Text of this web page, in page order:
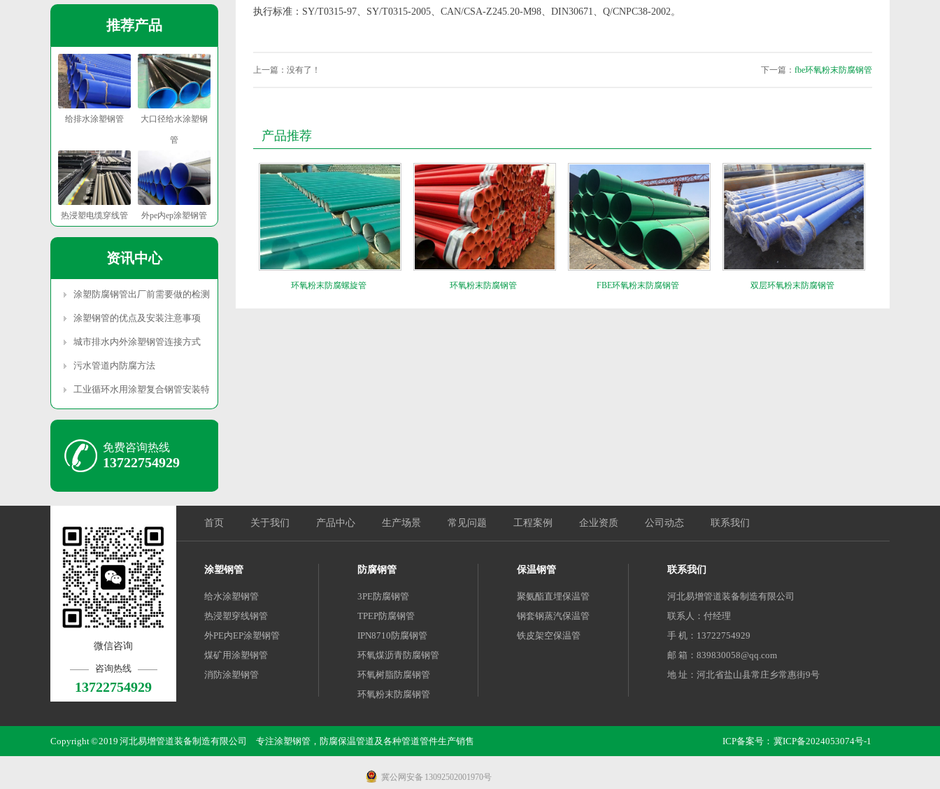
推荐产品
给排水涂塑钢管 大口径给水涂塑钢
管
热浸塑电缆穿线管 外pe内ep涂塑钢管
资讯中心
涂塑防腐钢管出厂前需要做的检测有哪些？
涂塑钢管的优点及安装注意事项
城市排水内外涂塑钢管连接方式
污水管道内防腐方法
工业循环水用涂塑复合钢管安装特点
免费咨询热线
13722754929
执行标准：SY/T0315-97、SY/T0315-2005、CAN/CSA-Z245.20-M98、DIN30671、Q/CNPC38-2002。
上一篇：没有了！ 下一篇： fbe环氧粉末防腐钢管
产品推荐
环氧粉末防腐螺旋管 环氧粉末防腐钢管 FBE环氧粉末防腐钢管 双层环氧粉末防腐钢管
微信咨询
咨询热线
13722754929
首页 关于我们 产品中心 生产场景 常见问题 工程案例 企业资质 公司动态 联系我们
涂塑钢管
给水涂塑钢管
热浸塑穿线钢管
外PE内EP涂塑钢管
煤矿用涂塑钢管
消防涂塑钢管
防腐钢管
3PE防腐钢管
TPEP防腐钢管
IPN8710防腐钢管
环氧煤沥青防腐钢管
环氧树脂防腐钢管
环氧粉末防腐钢管
保温钢管
聚氨酯直埋保温管
钢套钢蒸汽保温管
铁皮架空保温管
联系我们
河北易增管道装备制造有限公司
联系人：付经理
手 机：13722754929
邮 箱：839830058@qq.com
地 址：河北省盐山县常庄乡常惠街9号
Copyright © 2019 河北易增管道装备制造有限公司 专注涂塑钢管，防腐保温管道及各种管道管件生产销售 ICP备案号： 冀ICP备2024053074号-1
冀公网安备 13092502001970号